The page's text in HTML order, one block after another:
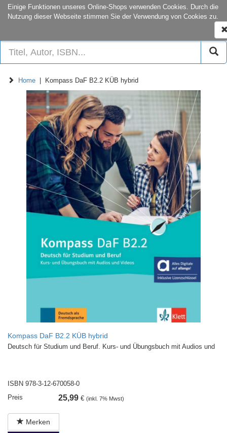
Einige Funktionen unseres Online-Shops verwenden Cookies. Durch die
Nutzung dieser Webseite stimmen Sie der Verwendung von Cookies zu.
onCampus:S1|03 +49 6151-16-
Home | Kompass DaF B2.2 KÜB hybrid
Kompass DaF B2.2 KÜB hybrid
Deutsch für Studium und Beruf. Kurs- und Übungsbuch mit Audios und
ISBN 978-3-12-670058-0
Preis
25,99 € (inkl. 7% Mwst)
Merken